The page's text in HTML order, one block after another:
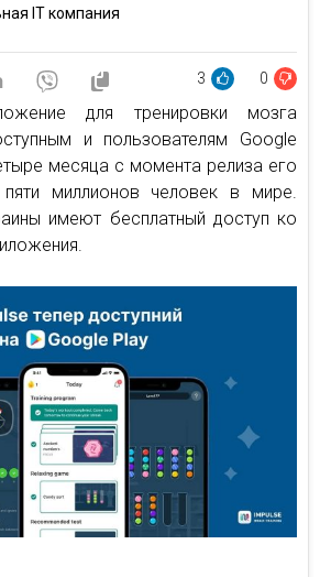
IT компания
3 0
для тренировки мозга
и пользователям Google
месяца с момента релиза его
пяти миллионов человек в мире.
имеют бесплатный доступ ко